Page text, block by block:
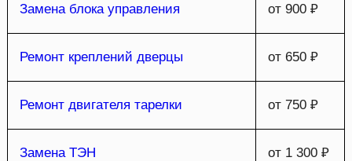
Замена блока управления от 900 ₽
Ремонт креплений дверцы от 650 ₽
Ремонт двигателя тарелки от 750 ₽
Замена ТЭН от 1 300 ₽